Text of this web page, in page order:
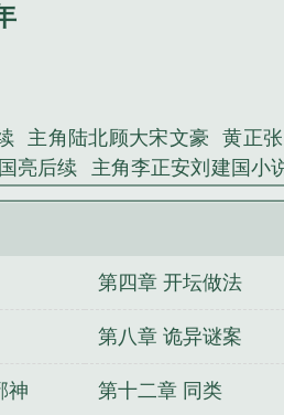
主角陆北顾大宋文豪
黄正
亮后续 主角李正安刘建国小
杨逸秦玉莲笔趣阁无弹窗
主角黄正张国亮小说全文 主角
顶 催眠之眼
主角李正安刘建
第四章 开坛做法
第八章 诡异谜案
神 第十二章 同类